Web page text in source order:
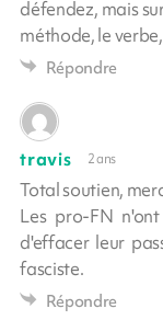
défendez, mais
méthode, le
Répondre
travis 2 ans
Total soutien,
Les pro-FN
d'effacer leur
fasciste.
Répondre